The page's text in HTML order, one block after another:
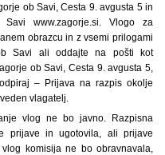
ob Savi, Cesta 9. avgusta 5 in
www.zagorje.si. Vlogo za
obrazcu in z vsemi prilogami
Savi ali oddajte na pošti kot
ob Savi, Cesta 9. avgusta 5,
– Prijava na razpis okolje
vlagatelj.
vlog ne bo javno. Razpisna
prijave in ugotovila, ali prijave
komisija ne bo obravnavala,